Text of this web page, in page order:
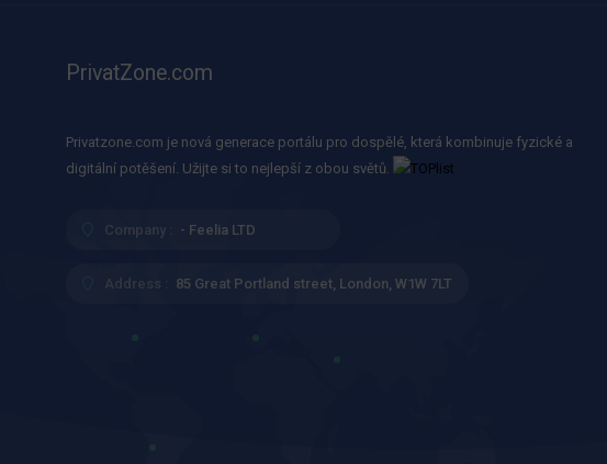
PrivatZone.com
Privatzone.com je nová generace portálu pro dospělé, která kombinuje fyzické a
digitální potěšení. Užijte si to nejlepší z obou světů.
Company : - Feelia LTD
Address : 85 Great Portland street, London, W1W 7LT